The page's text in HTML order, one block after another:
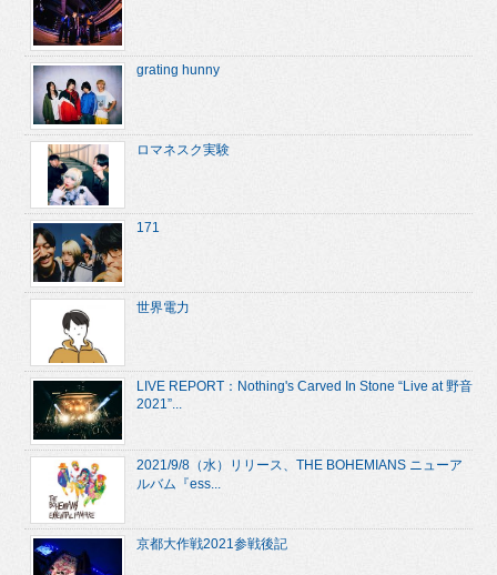
grating hunny
ロマネスク実験
171
世界電力
LIVE REPORT：Nothing's Carved In Stone “Live at 野音
2021”...
2021/9/8（水）リリース、THE BOHEMIANS ニューア
ルバム『ess...
京都大作戦2021参戦後記